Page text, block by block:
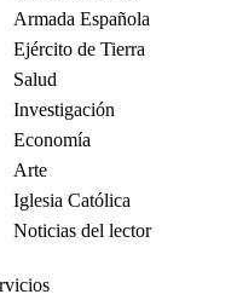
Armada Española
Ejército de Tierra
Salud
Investigación
Economía
Arte
Iglesia Católica
Noticias del lector